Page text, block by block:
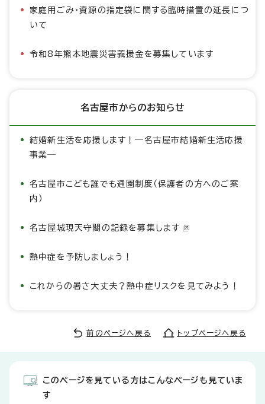
家庭用ごみ・資源の指定袋に関する臨時措置の延長につ
いて
令和8年熊本地震災害義援金を募集しています
名古屋市からのお知らせ
結婚新生活を応援します！―名古屋市結婚新生活応援
事業―
名古屋市こども誰でも通園制度（保護者の方へのご案
内）
名古屋城現天守閣の記録を募集します
熱中症を予防しましょう！
これからの暑さ大丈夫？熱中症リスクを見てみよう！
前のページへ戻る トップページへ戻る
このページを見ている方はこんなページも見ていま
す